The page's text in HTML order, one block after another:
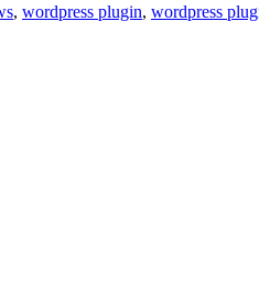
, wordpress plugin, wordpress